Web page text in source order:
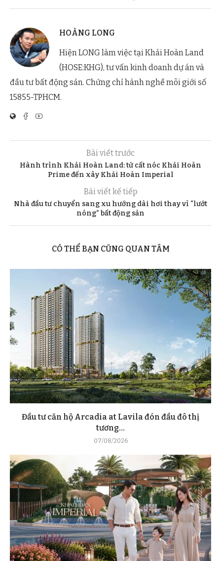
HOÀNG LONG
Hiện LONG làm việc tại Khải Hoàn Land
(HOSE:KHG), tư vấn kinh doanh dự án và
đầu tư bất động sản. Chứng chỉ hành nghề môi giới số
15855-TPHCM.
Bài viết trước
Hành trình Khải Hoàn Land: từ cất nóc Khải Hoàn
Prime đến xây Khải Hoàn Imperial
Bài viết kế tiếp
Nhà đầu tư chuyển sang xu hướng dài hơi thay vì “lướt
nóng” bất động sản
CÓ THỂ BẠN CŨNG QUAN TÂM
Đầu tư căn hộ Arcadia at Lavila đón đầu đô thị
tương...
07/08/2026